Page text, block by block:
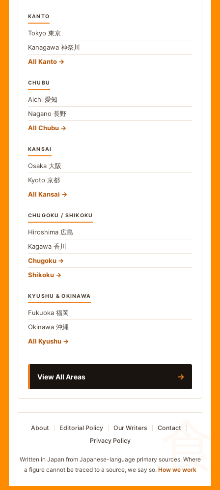
食
KANTO
Tokyo 東京
Kanagawa 神奈川
All Kanto
CHUBU
Aichi 愛知
Nagano 長野
All Chubu
KANSAI
Osaka 大阪
Kyoto 京都
All Kansai
CHUGOKU / SHIKOKU
Hiroshima 広島
Kagawa 香川
Chugoku
Shikoku
KYUSHU & OKINAWA
Fukuoka 福岡
Okinawa 沖縄
All Kyushu
View All Areas →
About Editorial Policy Our Writers
Contact
Privacy Policy
Written in Japan from Japanese-language primary sources. Where
a figure cannot be traced to a source, we say so. How we work